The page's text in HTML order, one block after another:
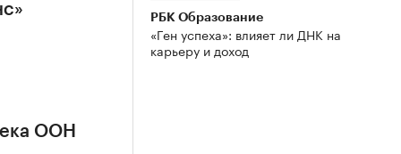
ООН
РБК Образование
«Ген успеха»: влияет ли ДНК на
карьеру и доход